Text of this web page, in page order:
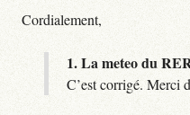
Cordialement,
1.La meteo du
C’est corrigé. Merci